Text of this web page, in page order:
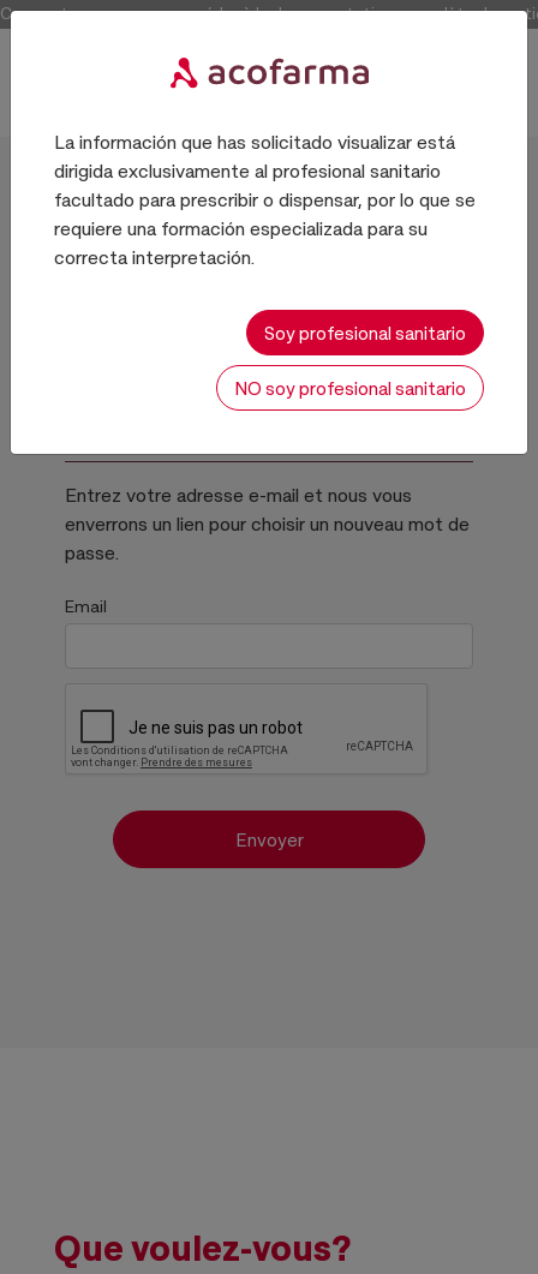
Connectez-vous pour accéder à la documentation complète des
Inicio
Entrez votre adresse e-mail et nous vous
enverrons un lien pour choisir un nouveau mot de
passe.
Email
Envoyer
Que voulez-vous?
La información que has solicitado visualizar está
dirigida exclusivamente al profesional sanitario
facultado para prescribir o dispensar, por lo que se
requiere una formación especializada para su
correcta interpretación.
Soy profesional sanitario
NO soy profesional sanitario